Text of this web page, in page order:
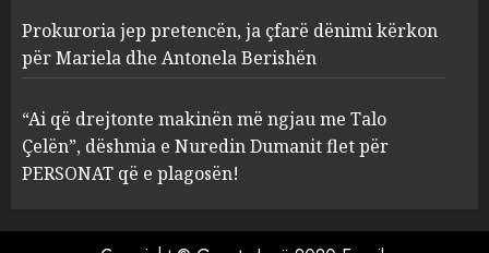
4
Prokuroria jep pretencën, ja
çfarë dënimi kërkon për
Berishën
MARCH 25, 2025
Prokuroria jep pretencën, ja çfarë dënimi kërkon
për Mariela dhe Antonela Berishën
“Ai që drejtonte makinën më ngjau me Talo
Çelën”, dëshmia e Nuredin Dumanit flet për
PERSONAT që e plagosën!